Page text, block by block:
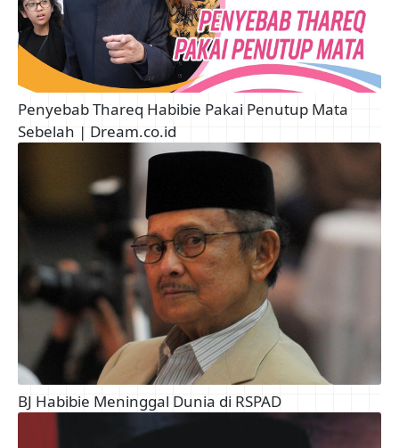
Penyebab Thareq Habibie Pakai Penutup Mata
Sebelah | Dream.co.id
BJ Habibie Meninggal Dunia di RSPAD